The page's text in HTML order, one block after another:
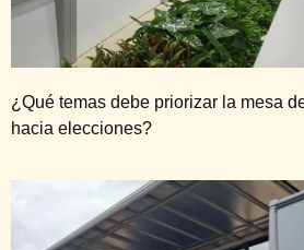
¿Qué temas debe priorizar la mesa
hacia elecciones?